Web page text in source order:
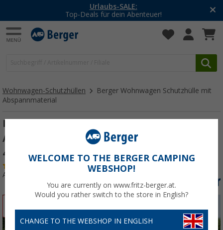
Urlaubs-SALE:
Top-Deals für dein Abenteuer!
Wohnwagen-Schutzhüllen
Berger Wohnwagen Schutzhülle mit
Abspannmaterial
Berger Wohnwagen Schutzhülle mit
Abspannmaterial Höhe 220 cm Länge 410 -
470 cm
Art.-Nr.: 262410
WELCOME TO THE BERGER CAMPING
WEBSHOP!
You are currently on www.fritz-berger.at.
Would you rather switch to the store in English?
CHANGE TO THE WEBSHOP IN ENGLISH